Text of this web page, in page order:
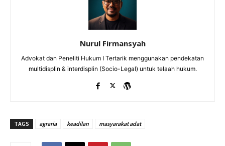
Nurul Firmansyah
Advokat dan Peneliti Hukum I Tertarik menggunakan pendekatan
multidisplin & interdisplin (Socio-Legal) untuk telaah hukum.
TAGS agraria keadilan masyarakat adat